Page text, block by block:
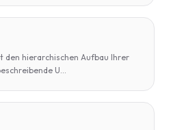
den hierarchischen Aufbau Ihrer
U